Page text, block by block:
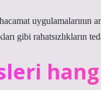
uygulamalarının
gibi rahatsızlıkların